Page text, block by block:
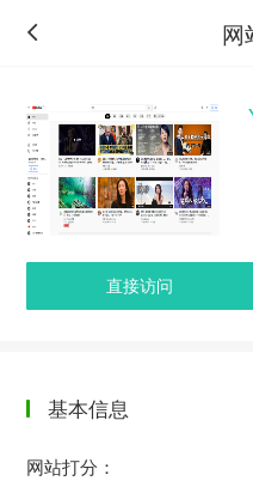
网
直接访问
基本信息
网站打分：